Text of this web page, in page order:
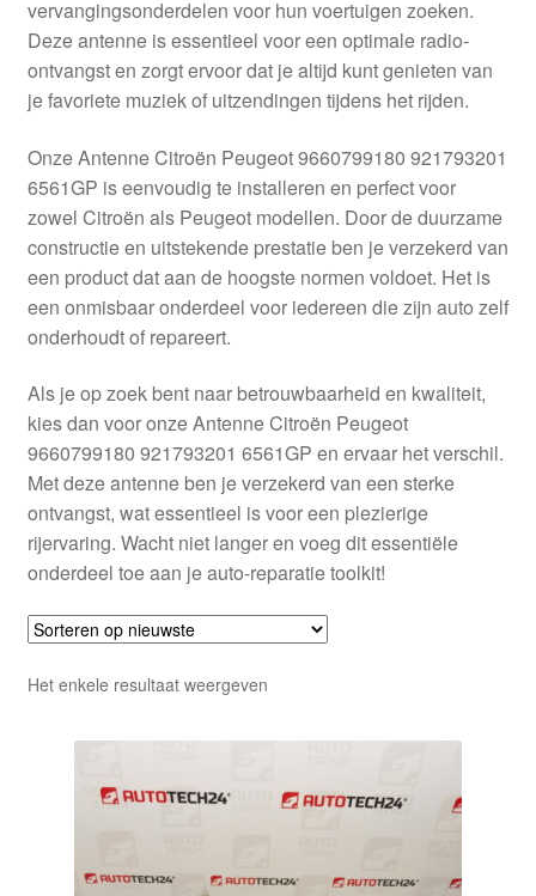
Klachten
Klachtenprocedure
Levering
Mijn account
Over ons
Wereldwijde verzending
Winkelwagen
vervangingsonderdelen voor hun voertuigen zoeken.
Deze antenne is essentieel voor een optimale radio-
ontvangst en zorgt ervoor dat je altijd kunt genieten van
je favoriete muziek of uitzendingen tijdens het rijden.
Onze Antenne Citroën Peugeot 9660799180 921793201
6561GP is eenvoudig te installeren en perfect voor
zowel Citroën als Peugeot modellen. Door de duurzame
constructie en uitstekende prestatie ben je verzekerd van
een product dat aan de hoogste normen voldoet. Het is
een onmisbaar onderdeel voor iedereen die zijn auto zelf
onderhoudt of repareert.
Als je op zoek bent naar betrouwbaarheid en kwaliteit,
kies dan voor onze Antenne Citroën Peugeot
9660799180 921793201 6561GP en ervaar het verschil.
Met deze antenne ben je verzekerd van een sterke
ontvangst, wat essentieel is voor een plezierige
rijervaring. Wacht niet langer en voeg dit essentiële
onderdeel toe aan je auto-reparatie toolkit!
Het enkele resultaat weergeven